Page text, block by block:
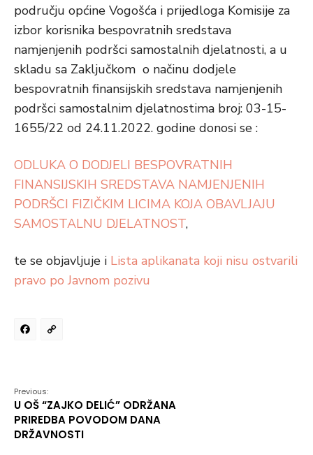
području općine Vogošća i prijedloga Komisije za
izbor korisnika bespovratnih sredstava
namjenjenih podršci samostalnih djelatnosti, a u
skladu sa Zaključkom o načinu dodjele
bespovratnih finansijskih sredstava namjenjenih
podršci samostalnim djelatnostima broj: 03-15-
1655/22 od 24.11.2022. godine donosi se :
ODLUKA O DODJELI BESPOVRATNIH
FINANSIJSKIH SREDSTAVA NAMJENJENIH
PODRŠCI FIZIČKIM LICIMA KOJA OBAVLJAJU
SAMOSTALNU DJELATNOST,
te se objavljuje i Lista aplikanata koji nisu ostvarili
pravo po Javnom pozivu
Facebook
Previous:
U OŠ “ZAJKO DELIĆ” ODRŽANA
PRIREDBA POVODOM DANA
DRŽAVNOSTI